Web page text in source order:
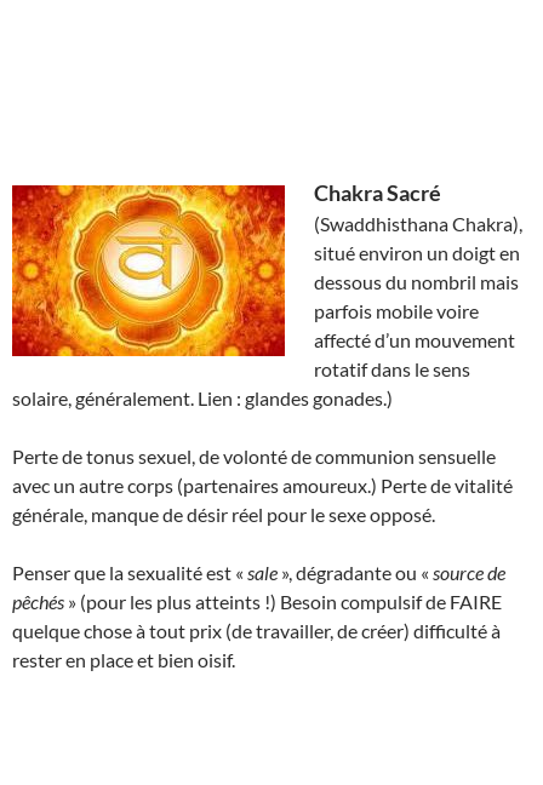
Chakra Sacré
(Swaddhisthana Chakra),
situé environ un doigt en
dessous du nombril mais
parfois mobile voire
affecté d’un mouvement
rotatif dans le sens
solaire, généralement. Lien : glandes gonades.)
Perte de tonus sexuel, de volonté de communion sensuelle
avec un autre corps (partenaires amoureux.) Perte de vitalité
générale, manque de désir réel pour le sexe opposé.
Penser que la sexualité est « sale », dégradante ou « source de
pêchés » (pour les plus atteints !) Besoin compulsif de FAIRE
quelque chose à tout prix (de travailler, de créer) difficulté à
rester en place et bien oisif.